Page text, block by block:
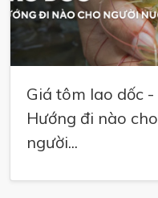
Giá tôm lao dốc -
Hướng đi nào cho
người...